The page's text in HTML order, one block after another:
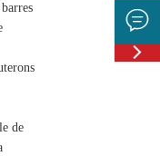
de

